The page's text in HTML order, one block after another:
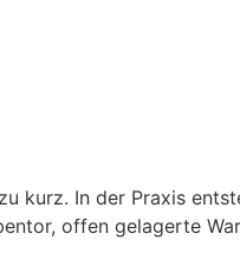
kurz. In der Praxis
offen gelagerte